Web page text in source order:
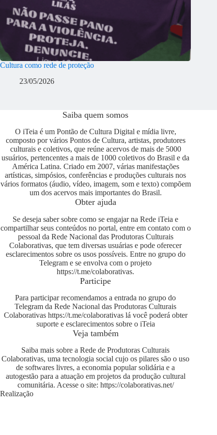
Cultura como rede de proteção
23/05/2026
Saiba quem somos
O iTeia é um Pontão de Cultura Digital e mídia livre,
composto por vários Pontos de Cultura, artistas, produtores
culturais e coletivos, que reúne acervos de mais de 5000
usuários, pertencentes a mais de 1000 coletivos do Brasil e da
América Latina. Criado em 2007, várias manifestações
artísticas, simpósios, conferências e produções culturais nos
vários formatos (áudio, vídeo, imagem, som e texto) compõem
um dos acervos mais importantes do Brasil.
Obter ajuda
Se deseja saber sobre como se engajar na Rede iTeia e
compartilhar seus conteúdos no portal, entre em contato com o
pessoal da Rede Nacional das Produtoras Culturais
Colaborativas, que tem diversas usuárias e pode oferecer
esclarecimentos sobre os usos possíveis. Entre no grupo do
Telegram e se envolva com o projeto
https://t.me/colaborativas.
Participe
Para participar recomendamos a entrada no grupo do
Telegram da Rede Nacional das Produtoras Culturais
Colaborativas https://t.me/colaborativaslá você poderá obter
suporte e esclarecimentos sobre o iTeia
Veja também
Saiba mais sobre a Rede de Produtoras Culturais
Colaborativas, uma tecnologia social cujo os pilares são o uso
de softwares livres, a economia popular solidária e a
autogestão para a atuação em projetos da produção cultural
comunitária. Acesse o site: https://colaborativas.net/
Realização